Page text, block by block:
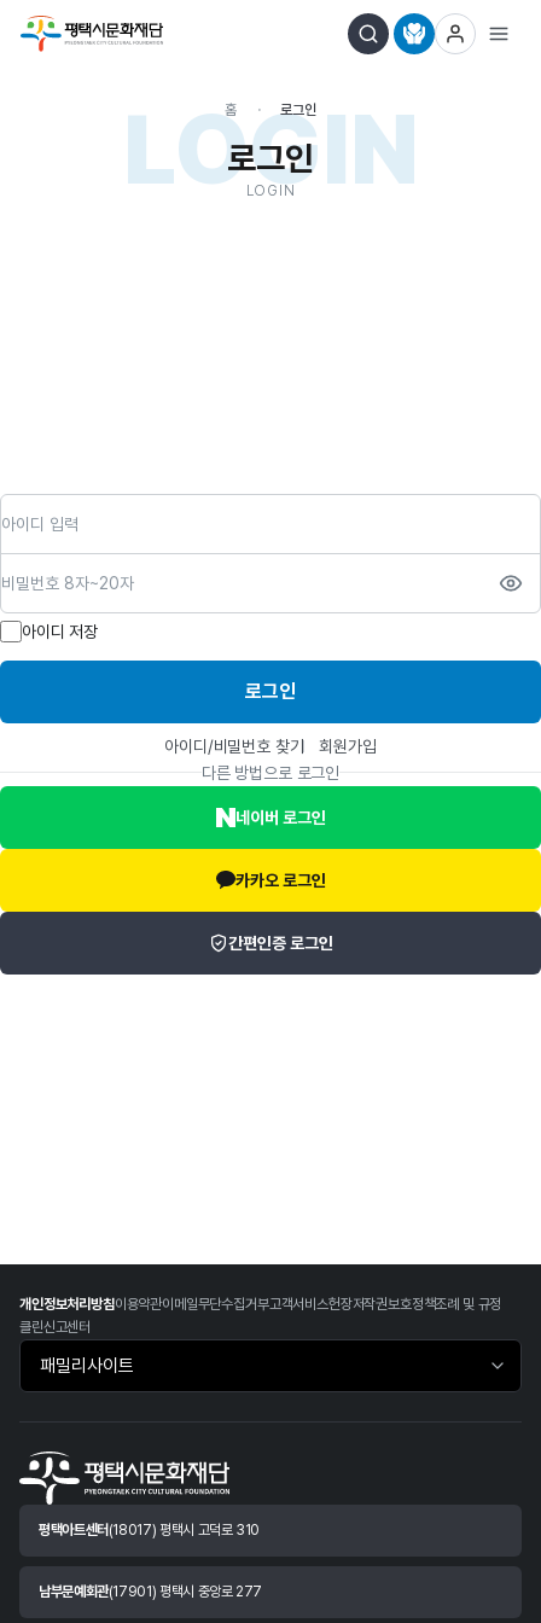
LOGIN
홈 로그인
로그인
LOGIN
아이디 저장
로그인
아이디/비밀번호 찾기
회원가입
다른 방법으로 로그인
네이버 로그인
카카오 로그인
간편인증 로그인
개인정보처리방침이용약관이메일무단수집거부고객서비스헌장저작권보호정책조례 및 규정
클린신고센터
패밀리사이트 바로가기
평택아트센터 (18017) 평택시 고덕로 310
남부문예회관(17901) 평택시 중앙로 277